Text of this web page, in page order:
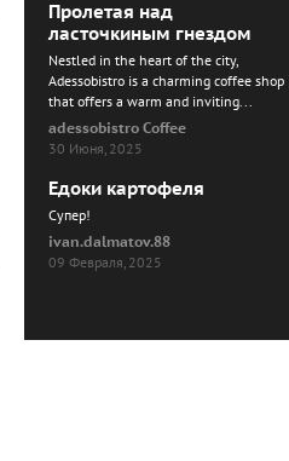
Пролетая над
ласточкиным гнездом
Nestled in the heart of the city,
Adessobistro is a charming coffee shop
that offers a warm and inviting...
adessobistro Coffee
30 Июня, 2025
Едоки картофеля
Cупер!
ivan.dalmatov.88
09 Февраля, 2025